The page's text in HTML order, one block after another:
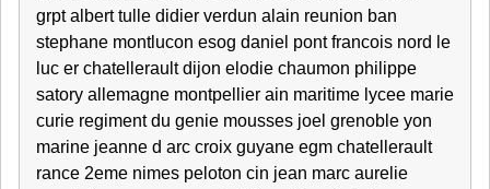
grpt albert tulle didier verdun alain reunion ban
stephane montlucon esog daniel pont francois nord le
luc er chatellerault dijon elodie chaumon philippe
satory allemagne montpellier ain maritime lycee marie
curie regiment du genie mousses joel grenoble yon
marine jeanne d arc croix guyane egm chatellerault
rance 2eme nimes peloton cin jean marc aurelie